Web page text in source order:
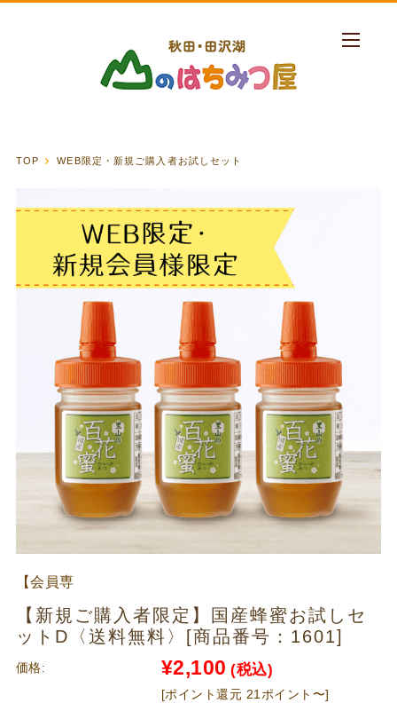
TOP WEB限定・新規ご購入者お試しセット
【会員専
用】
【新規ご購入者限定】国産蜂蜜お試しセ
ットD〈送料無料〉[商品番号：1601]
価格: ¥2,100 (税込)
[ポイント還元 21ポイント〜]